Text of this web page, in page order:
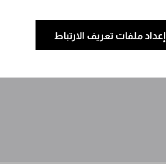
إعداد ملفات تعريف الارتباط